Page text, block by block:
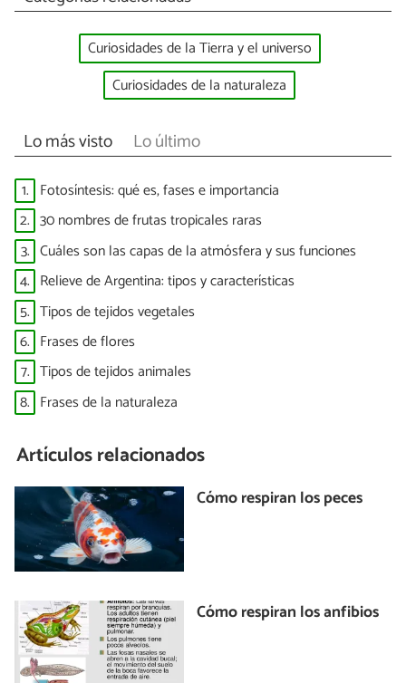
Curiosidades de la Tierra y el universo
Curiosidades de la naturaleza
Lo más visto Lo último
1. Fotosíntesis: qué es, fases e importancia
2. 30 nombres de frutas tropicales raras
3. Cuáles son las capas de la atmósfera y sus funciones
4. Relieve de Argentina: tipos y características
5. Tipos de tejidos vegetales
6. Frases de flores
7. Tipos de tejidos animales
8. Frases de la naturaleza
Artículos relacionados
Cómo respiran los peces
Cómo respiran los anfibios